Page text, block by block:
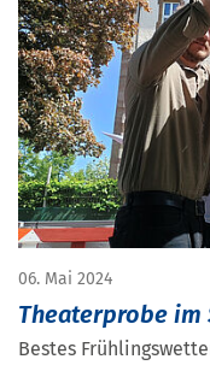
06. Mai 2024
Theaterprobe im
Bestes